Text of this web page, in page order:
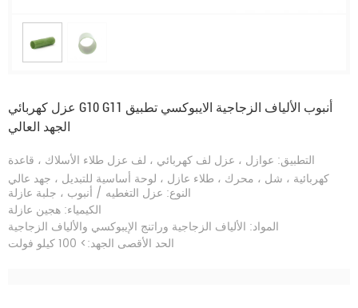
عزل كهربائي G10 G11 أنبوب الألياف الزجاجية الايبوكسي تطبيق
الجهد العالي
التطبيق: عوازل ، عزل لف كهربائي ، لف عزل طلاء الأسلاك ، قاعدة
كهربائية ، شل ، محرك ، طلاء عازل ، لوحة أساسية للتبديل ، جهد عالي
النوع: عزل التغطيه / أنبوب ، جلبة عازلة
الكيمياء: هجين عازلة
المواد: الألياف الزجاجية وراتنج الإيبوكسي والألياف الزجاجية
الحد الأقصى الجهد:> 100 كيلو فولت